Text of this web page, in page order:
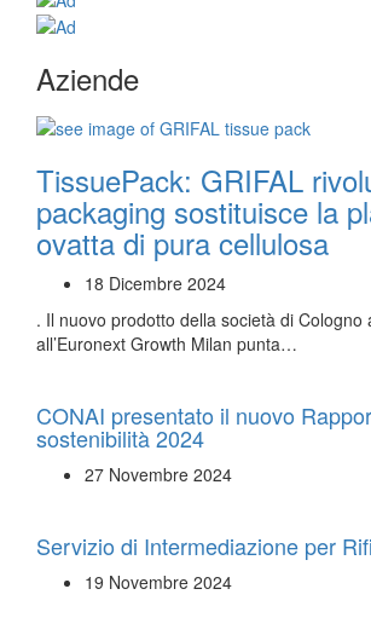
Aziende
TissuePack: GRIFAL
packaging sostituisce la
ovatta di pura cellulosa
18 Dicembre 2024
. Il nuovo prodotto della società di Cologno
all’Euronext Growth Milan punta…
CONAI presentato il nuovo
sostenibilità 2024
27 Novembre 2024
Servizio di Intermediazione per
19 Novembre 2024